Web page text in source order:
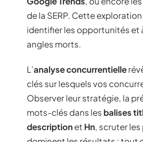
de la SERP. Cette
identifier les opportunités et
angles morts.
L’analyse concurrentielle
clés sur lesquels vos
Observer leur stratégie, la
mots-clés dans les balises
descriptionet Hn, scruter